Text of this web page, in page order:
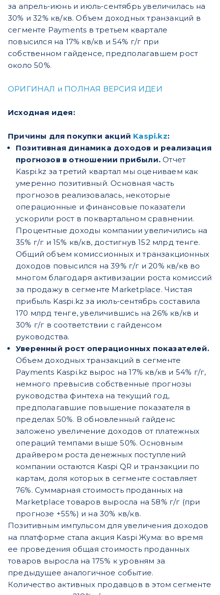
за апрель-июнь и июль-сентябрь увеличилась на
30% и 32% кв/кв. Объем доходных транзакций в
сегменте Payments в третьем квартале
повысился на 17% кв/кв и 54% г/г при
собственном гайденсе, предполагавшем рост
около 50%.
ОРИГИНАЛ и ПОЛНАЯ ВЕРСИЯ ИДЕИ
Исходная идея:
Причины для покупки акций Kaspi.kz:
Позитивная динамика доходов и реализация
прогнозов в отношении прибыли.Отчет
Kaspi.kz за третий квартал мы оцениваем как
умеренно позитивный. Основная часть
прогнозов реализовалась, некоторые
операционные и финансовые показатели
ускорили рост в поквартальном сравнении.
Процентные доходы компании увеличились на
35% г/г и 15% кв/кв, достигнув 152 млрд тенге.
Общий объем комиссионных и транзакционных
доходов повысился на 39% г/г и 20% кв/кв во
многом благодаря активизации роста комиссий
за продажу в сегменте Marketplace. Чистая
прибыль Kaspi.kz за июль-сентябрь составила
170 млрд тенге, увеличившись на 26% кв/кв и
30% г/г в соответствии с гайденсом
руководства.
Уверенный рост операционных показателей.
Объем доходных транзакций в сегменте
Payments Kaspi.kz вырос на 17% кв/кв и 54% г/г,
немного превысив собственные прогнозы
руководства финтеха на текущий год,
предполагавшие повышение показателя в
пределах 50%. В обновленный гайденс
заложено увеличение доходов от платежных
операций темпами выше 50%. Основным
драйвером роста денежных поступлений
компании остаются Kaspi QR и транзакции по
картам, доля которых в сегменте составляет
76%. Суммарная стоимость проданных на
Marketplace товаров выросла на 58% г/г (при
прогнозе +55%) и на 30% кв/кв.
Позитивным импульсом для увеличения доходов
на платформе стала акция Kaspi Жума: во время
ее проведения общая стоимость проданных
товаров выросла на 175% к уровням за
предыдущее аналогичное событие.
Количество активных продавцов в этом сегменте